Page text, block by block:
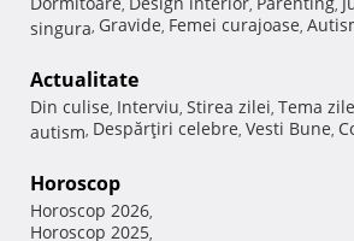
, , ,
singura, Gravide, Femei curajoase,
Actualitate
Din culise, Interviu, Stirea zilei, Tema
autism, Despărţiri celebre, Vesti Bune,
Horoscop
Horoscop 2026,
Horoscop 2025,